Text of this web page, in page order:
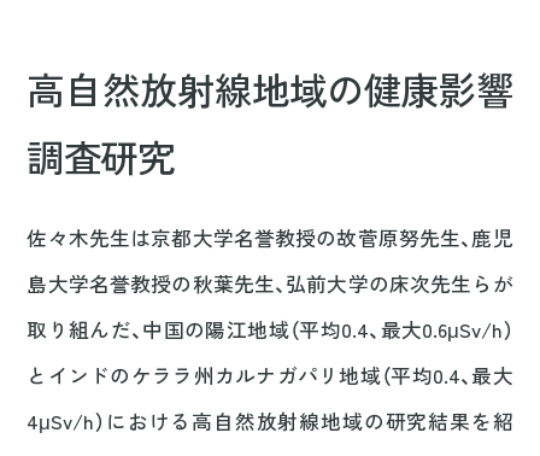
高自然放射線地域の健康影響
調査研究
佐々木先生は京都大学名誉教授の故菅原努先生、鹿児
島大学名誉教授の秋葉先生、弘前大学の床次先生らが
取り組んだ、中国の陽江地域（平均0.4、最大0.6μSv/h）
とインドのケララ州カルナガパリ地域（平均0.4、最大
4μSv/h）における高自然放射線地域の研究結果を紹